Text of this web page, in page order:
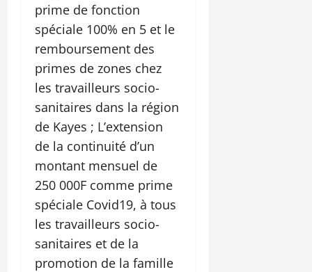
prime de fonction
spéciale 100% en 5 et le
remboursement des
primes de zones chez
les travailleurs socio-
sanitaires dans la région
de Kayes ; L’extension
de la continuité d’un
montant mensuel de
250 000F comme prime
spéciale Covid19, à tous
les travailleurs socio-
sanitaires et de la
promotion de la famille